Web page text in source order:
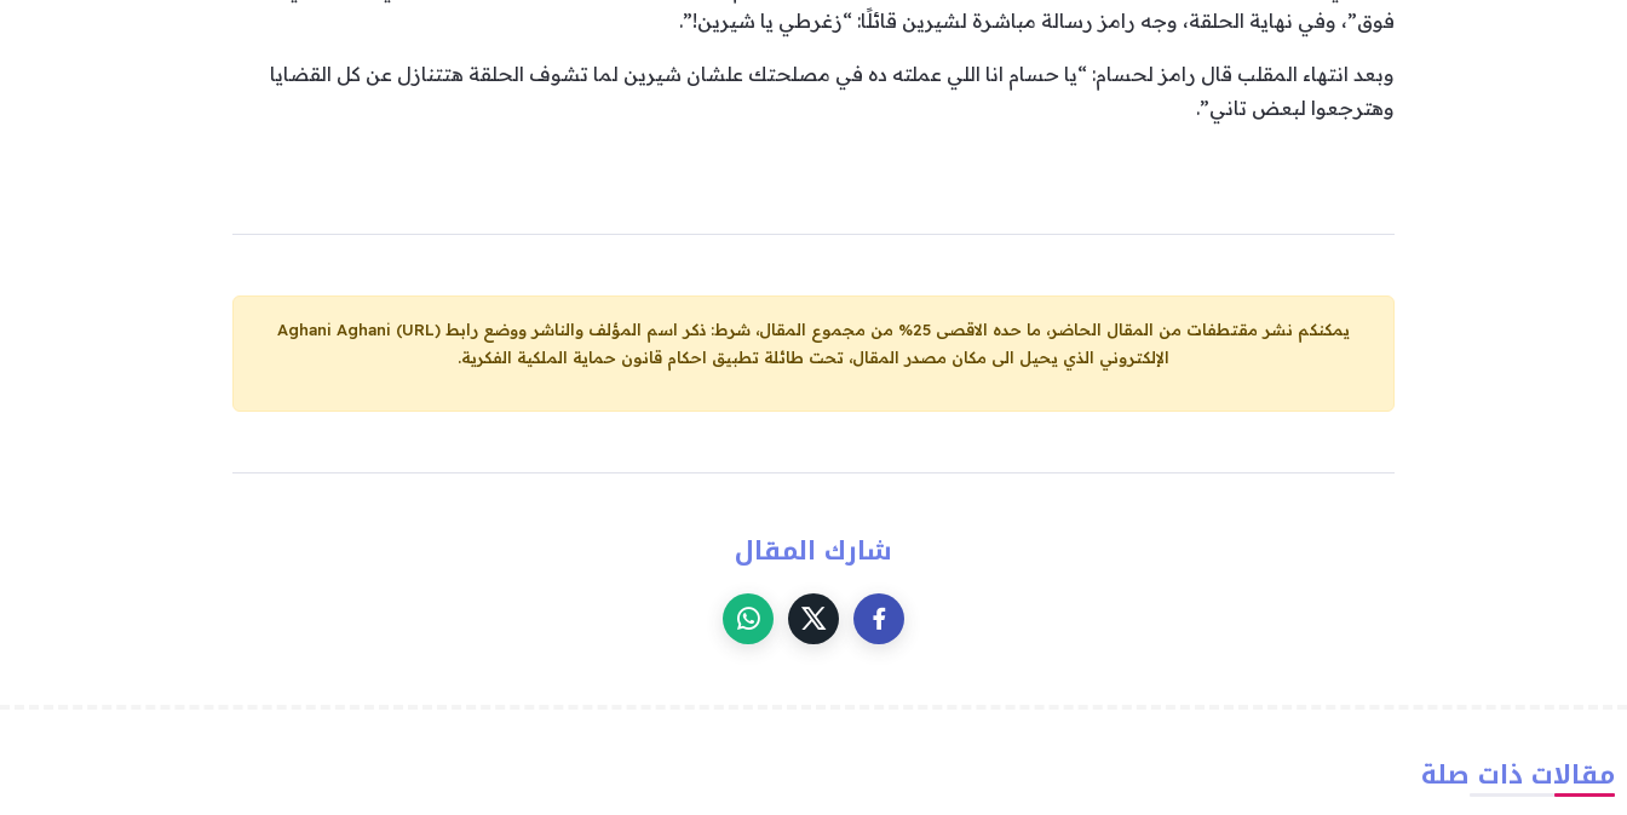
فوق”، وفي نهاية الحلقة، وجه رامز رسالة مباشرة لشيرين قائلًا: “زغرطي يا شيرين!”.
وبعد انتهاء المقلب قال رامز لحسام: “يا حسام انا اللي عملته ده في مصلحتك علشان شيرين لما تشوف الحلقة هتتنازل عن كل القضايا
وهترجعوا لبعض تاني”.
يمكنكم نشر مقتطفات من المقال الحاضر، ما حده الاقصى 25% من مجموع المقال، شرط: ذكر اسم المؤلف والناشر ووضع رابط
Aghani Aghani (URL)
الإلكتروني الذي يحيل الى مكان مصدر المقال، تحت طائلة تطبيق احكام قانون حماية الملكية الفكرية.
شارك المقال
مقالات ذات صلة